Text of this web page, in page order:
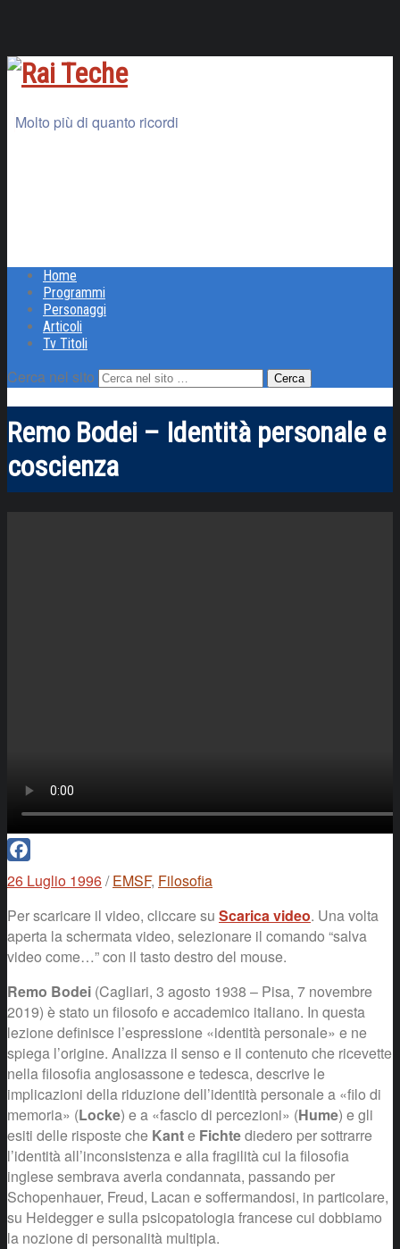
Molto più di quanto ricordi
Home
Programmi
Personaggi
Articoli
Tv Titoli
Cerca nel sito
Remo Bodei – Identità personale e
coscienza
Facebook
26 Luglio 1996/ EMSF, Filosofia
Per scaricare il video, cliccare su Scarica video. Una volta
aperta la schermata video, selezionare il comando “salva
video come…” con il tasto destro del mouse.
Remo Bodei (Cagliari, 3 agosto 1938 – Pisa, 7 novembre
2019) è stato un filosofo e accademico italiano. In questa
lezione definisce l’espressione «identità personale» e ne
spiega l’origine. Analizza il senso e il contenuto che ricevette
nella filosofia anglosassone e tedesca, descrive le
implicazioni della riduzione dell’identità personale a «filo di
memoria» (Locke) e a «fascio di percezioni» (Hume) e gli
esiti delle risposte che Kante Fichtediedero per sottrarre
l’identità all’inconsistenza e alla fragilità cui la filosofia
inglese sembrava averla condannata, passando per
Schopenhauer, Freud, Lacan e soffermandosi, in particolare,
su Heidegger e sulla psicopatologia francese cui dobbiamo
la nozione di personalità multipla.